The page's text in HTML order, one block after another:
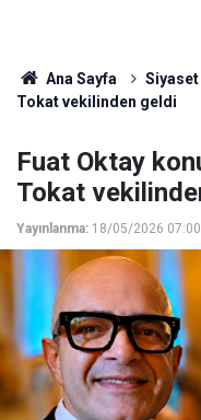
Ana Sayfa Siyaset
Tokat vekilinden geldi
Fuat Oktay
Tokat
Yayınlanma: 18/05/2026 07:00